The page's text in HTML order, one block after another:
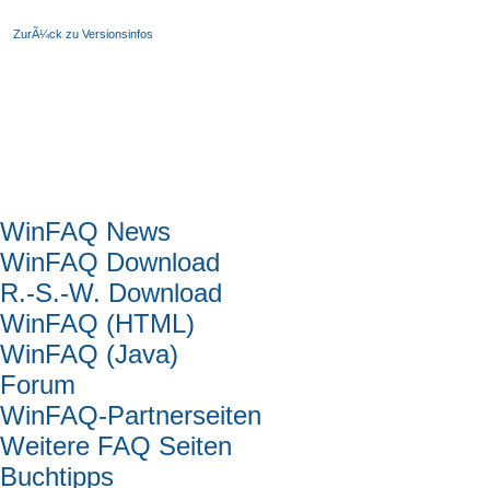
ZurÃ¼ck zu Versionsinfos
WinFAQ News
WinFAQ Download
R.-S.-W. Download
WinFAQ (HTML)
WinFAQ (Java)
Forum
WinFAQ-Partnerseiten
Weitere FAQ Seiten
Buchtipps